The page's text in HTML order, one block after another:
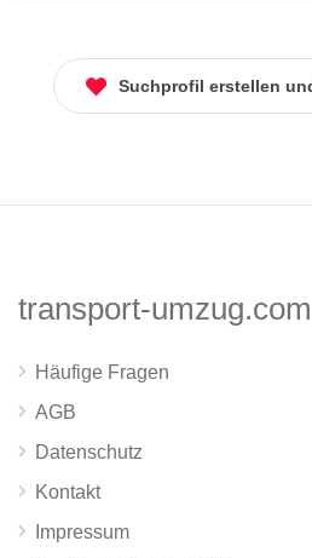
Suchprofil erstellen
transport-umzug.com
Häufige Fragen
AGB
Datenschutz
Kontakt
Impressum